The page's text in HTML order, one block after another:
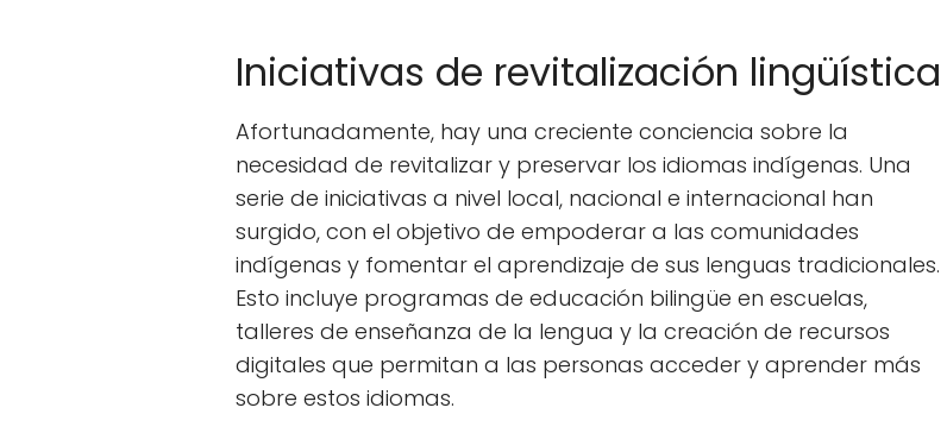
Iniciativas de revitalización lingüística
Afortunadamente, hay una creciente conciencia sobre la
necesidad de revitalizar y preservar los idiomas indígenas. Una
serie de iniciativas a nivel local, nacional e internacional han
surgido, con el objetivo de empoderar a las comunidades
indígenas y fomentar el aprendizaje de sus lenguas tradicionales.
Esto incluye programas de educación bilingüe en escuelas,
talleres de enseñanza de la lengua y la creación de recursos
digitales que permitan a las personas acceder y aprender más
sobre estos idiomas.